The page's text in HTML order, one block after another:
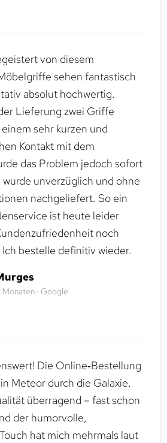
von diesem
sehen fantastisch
absolut hochwertig.
Lieferung zwei Griffe
sehr kurzen und
Kontakt mit dem
das Problem jedoch sofort
unverzüglich und ohne
nachgeliefert. So ein
ist heute leider
noch
bestelle definitiv wieder.
· Google
Die Online‑Bestellung
Meteor durch die Galaxie.
überragend – fast schon
der humorvolle,
hat mich mehrmals laut